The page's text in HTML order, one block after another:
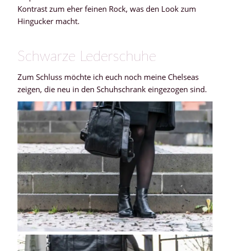
Kontrast zum eher feinen Rock, was den Look zum
Hingucker macht.
Schwarze Lederschuhe
Zum Schluss möchte ich euch noch meine Chelseas
zeigen, die neu in den Schuhschrank eingezogen sind.